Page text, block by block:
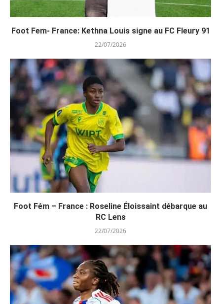
Foot Fem- France: Kethna Louis signe au FC Fleury 91
22/07/2026
Foot Fém – France : Roseline Éloissaint débarque au
RC Lens
22/07/2026